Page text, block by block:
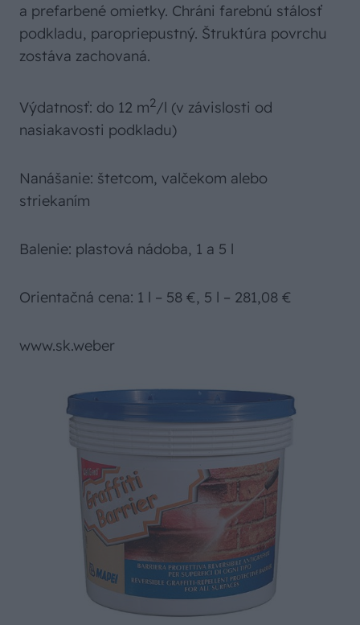
a prefarbené omietky. Chráni farebnú stálosť
podkladu, paropriepustný. Štruktúra povrchu
zostáva zachovaná.
Výdatnosť: do 12 m2/l (v závislosti od
nasiakavosti podkladu)
Nanášanie: štetcom, valčekom alebo
striekaním
Balenie: plastová nádoba, 1 a 5 l
Orientačná cena: 1 l – 58 €, 5 l – 281,08 €
www.sk.weber